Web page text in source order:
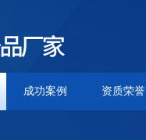
成功案例 资质荣誉